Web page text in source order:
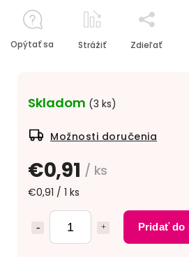
€0,91 / ks
€0,91 / 1 ks
Pridať do
Skladom (3 ks)
Možnosti doručenia
Opýtať sa Strážiť Zdieľať